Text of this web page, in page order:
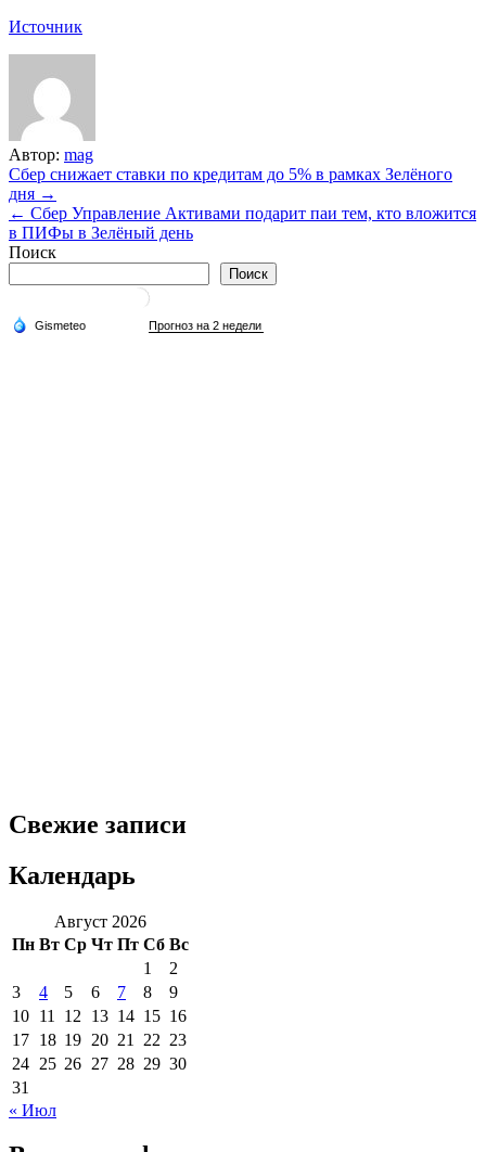
Источник
Автор: mag
Навигация
по
записям
Сбер снижает ставки по кредитам до 5% в рамках Зелёного
дня →
← Сбер Управление Активами подарит паи тем, кто вложится
в ПИФы в Зелёный день
Поиск
Поиск
Свежие записи
Календарь
Август 2026
Пн Вт Ср Чт Пт Сб Вс
1
2
3
4 5 6 7 8
9
10 11 12 13 14 15 16
17 18 19 20 21 22 23
24 25 26 27 28 29 30
31
« Июл